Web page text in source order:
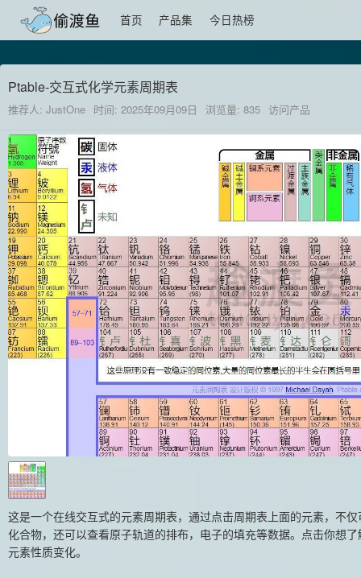
首页 产品集 今日热榜
Ptable-交互式化学元素周期表
推荐人: JustOne 时间: 2025年09月09日 浏览量: 835 访问产品
这是一个在线交互式的元素周期表，通过点击周期表上面的元素，不
化合物，还可以查看原子轨道的排布，电子的填充等数据。点击你想
元素性质变化。